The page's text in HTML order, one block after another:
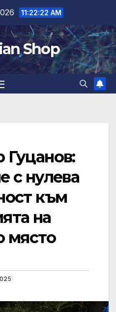
11:22:23 AM
Shop
с нулева
към
на
място